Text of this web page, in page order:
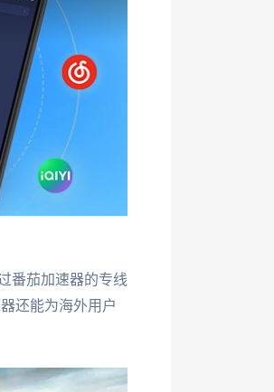
番茄加速器的专线
还能为海外用户